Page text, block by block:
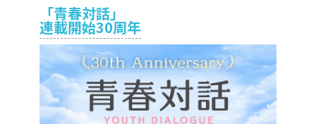
「青春対話」
連載開始30周年